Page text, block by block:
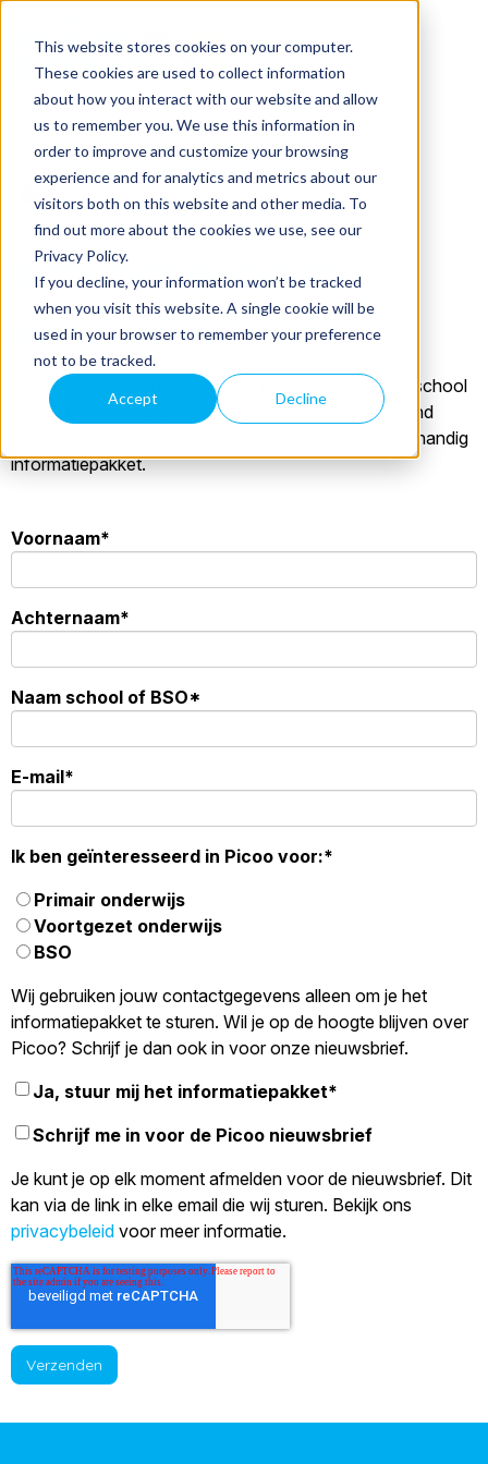
This website stores cookies on your computer.
These cookies are used to collect information
about how you interact with our website and allow
us to remember you. We use this information in
order to improve and customize your browsing
experience and for analytics and metrics about our
visitors both on this website and other media. To
find out more about the cookies we use, see our
Privacy Policy.
If you decline, your information won’t be tracked
when you visit this website. A single cookie will be
used in your browser to remember your preference
not to be tracked.
Accept Decline
Informatiepakket
aanvragen
Leuk dat je geïnteresseerd bent in Picoo voor jouw school
of BSO! Als je je gegevens achterlaat via onderstaand
formulier, dan sturen wij jou een mail met daarin een handig
informatiepakket.
Voornaam*
Achternaam*
Naam school of BSO*
E-mail*
Ik ben geïnteresseerd in Picoo voor:*
Primair onderwijs
Voortgezet onderwijs
BSO
Wij gebruiken jouw contactgegevens alleen om je het
informatiepakket te sturen. Wil je op de hoogte blijven over
Picoo? Schrijf je dan ook in voor onze nieuwsbrief.
Ja, stuur mij het informatiepakket*
Schrijf me in voor de Picoo nieuwsbrief
Je kunt je op elk moment afmelden voor de nieuwsbrief. Dit
kan via de link in elke email die wij sturen. Bekijk ons
privacybeleid voor meer informatie.